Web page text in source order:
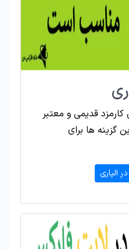
کارمزد قدیمی و معتبر
گزینه ها برای
الپاری